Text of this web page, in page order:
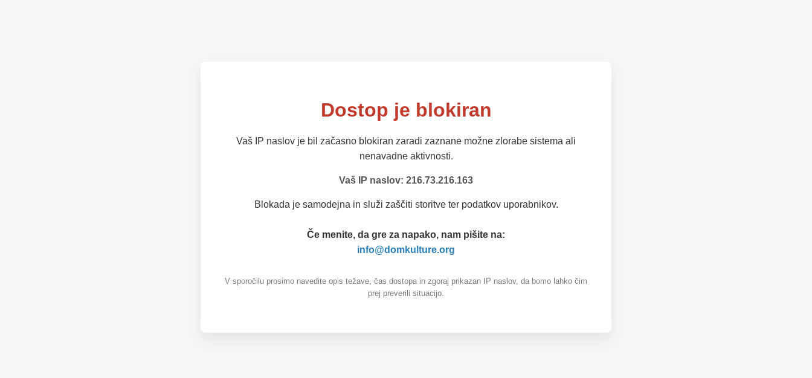
Dostop je blokiran
Vaš IP naslov je bil začasno blokiran zaradi zaznane možne zlorabe sistema ali
nenavadne aktivnosti.
Vaš IP naslov: 216.73.216.163
Blokada je samodejna in služi zaščiti storitve ter podatkov uporabnikov.
Če menite, da gre za napako, nam pišite na:
info@domkulture.org
V sporočilu prosimo navedite opis težave, čas dostopa in zgoraj prikazan IP naslov, da bomo lahko čim
prej preverili situacijo.